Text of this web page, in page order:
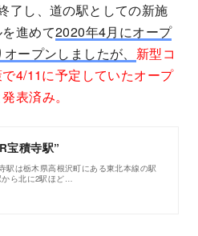
了し、道の駅としての新施
進めて2020年4月にオープ
ープンしましたが、 新型コ
4/11に予定していたオープ
表済み。
宝積寺駅”
駅は栃木県高根沢町にある東北本線の駅
ら北に2駅ほど…